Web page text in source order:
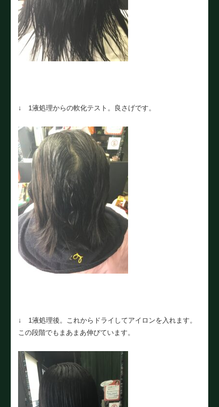
↓ 1液処理からの軟化テスト。良さげです。
↓ 1液処理後。これからドライしてアイロンを入れます。
この段階でもまあまあ伸びています。